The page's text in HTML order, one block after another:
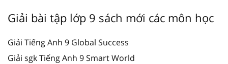
Giải bài tập lớp 9 sách mới các môn học
Giải Tiếng Anh 9 Global Success
Giải sgk Tiếng Anh 9 Smart World